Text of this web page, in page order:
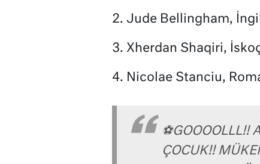
2. Jude Bellingham,
3. Xherdan Shaqiri,
4. Nicolae Stanciu,
⚽GOOOOLLL!!
ÇOCUK!!